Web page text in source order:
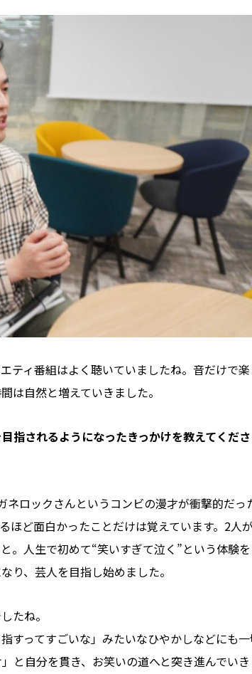
ティ番組はよく聴いていましたね。音だけで
は自然と増えていきました。
指されるようになったきっかけを教えてくださ
ロックさんというコンビの漫才が衝撃的だっ
ほど面白かったことだけは覚えています。2人
。人生で初めて“笑いすぎて泣く”という体験
り、芸人を目指し始めました。
たね。
すってすごいな」みたいなひやかしなどにも
と自分を貫き、お笑いの道へと突き進んでい